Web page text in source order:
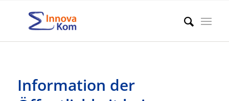
Information der